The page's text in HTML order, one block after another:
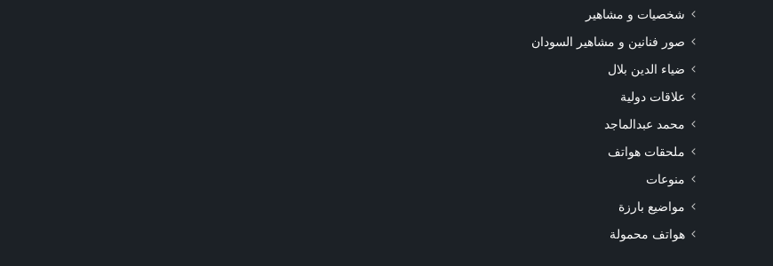
شخصيات و مشاهير
صور فنانين و مشاهير السودان
ضياء الدين بلال
علاقات دولية
محمد عبدالماجد
ملحقات هواتف
منوعات
مواضيع بارزة
هواتف محمولة